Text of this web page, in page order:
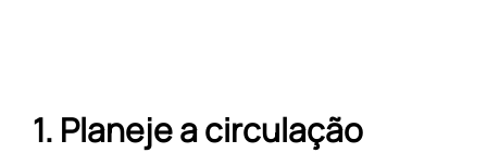
1. Planeje a circulação